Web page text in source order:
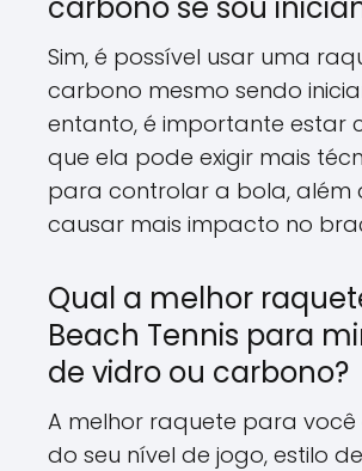
Sim, é possível usar uma
carbono mesmo sendo
entanto, é importante estar
que ela pode exigir mais
para controlar a bola, além
causar mais impacto no
Qual a melhor
Beach Tennis para
de vidro ou carbono?
A melhor raquete para
do seu nível de jogo, estilo